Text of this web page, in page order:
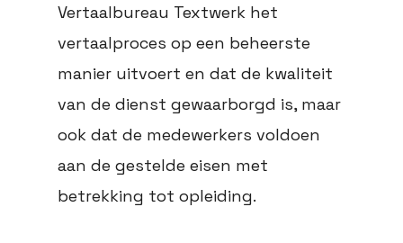
Vertaalbureau Textwerk het
vertaalproces op een beheerste
manier uitvoert en dat de kwaliteit
van de dienst gewaarborgd is, maar
ook dat de medewerkers voldoen
aan de gestelde eisen met
betrekking tot opleiding.